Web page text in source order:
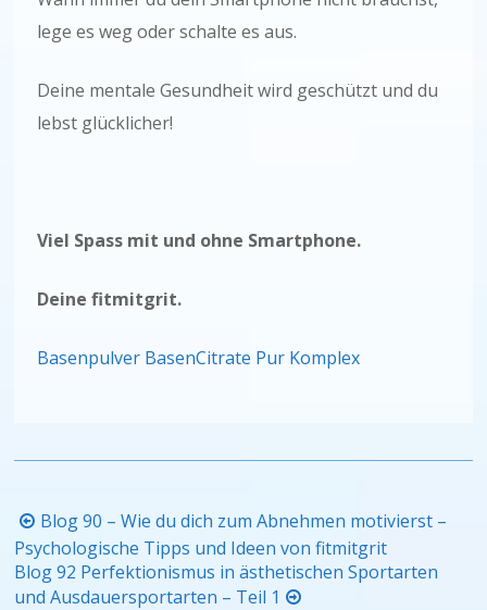
lege es weg oder schalte es aus.
Deine mentale Gesundheit wird geschützt und du
lebst glücklicher!
Viel Spass mit und ohne Smartphone.
Deine fitmitgrit.
Basenpulver BasenCitrate Pur Komplex
Beitragsnavigation
Blog 90 – Wie du dich zum Abnehmen motivierst –
Psychologische Tipps und Ideen von fitmitgrit
Blog 92 Perfektionismus in ästhetischen Sportarten
und Ausdauersportarten – Teil 1